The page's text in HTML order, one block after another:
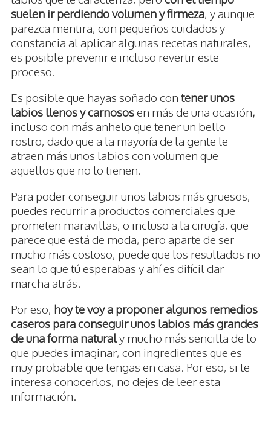
suelen ir perdiendo volumen y firmeza, y aunque
parezca mentira, con pequeños cuidados y
constancia al aplicar algunas recetas naturales,
es posible prevenir e incluso revertir este
proceso.
Es posible que hayas soñado con tener unos
labios llenos y carnososen más de una ocasión,
incluso con más anhelo que tener un bello
rostro, dado que a la mayoría de la gente le
atraen más unos labios con volumen que
aquellos que no lo tienen.
Para poder conseguir unos labios más gruesos,
puedes recurrir a productos comerciales que
prometen maravillas, o incluso a la cirugía, que
parece que está de moda, pero aparte de ser
mucho más costoso, puede que los resultados no
sean lo que tú esperabas y ahí es difícil dar
marcha atrás.
Por eso, hoy te voy a proponer algunos remedios
caseros para conseguir unos labios más grandes
de una forma naturaly mucho más sencilla de lo
que puedes imaginar, con ingredientes que es
muy probable que tengas en casa. Por eso, si te
interesa conocerlos, no dejes de leer esta
información.